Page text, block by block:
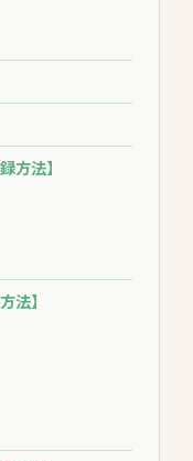
方法】
法】